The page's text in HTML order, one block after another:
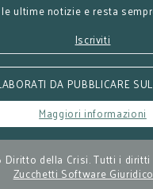
le ultime notizie e resta
Iscriviti
DA PUBBLICARE
Maggiori informazioni
Diritto della Crisi. Tutti i
Zucchetti Software